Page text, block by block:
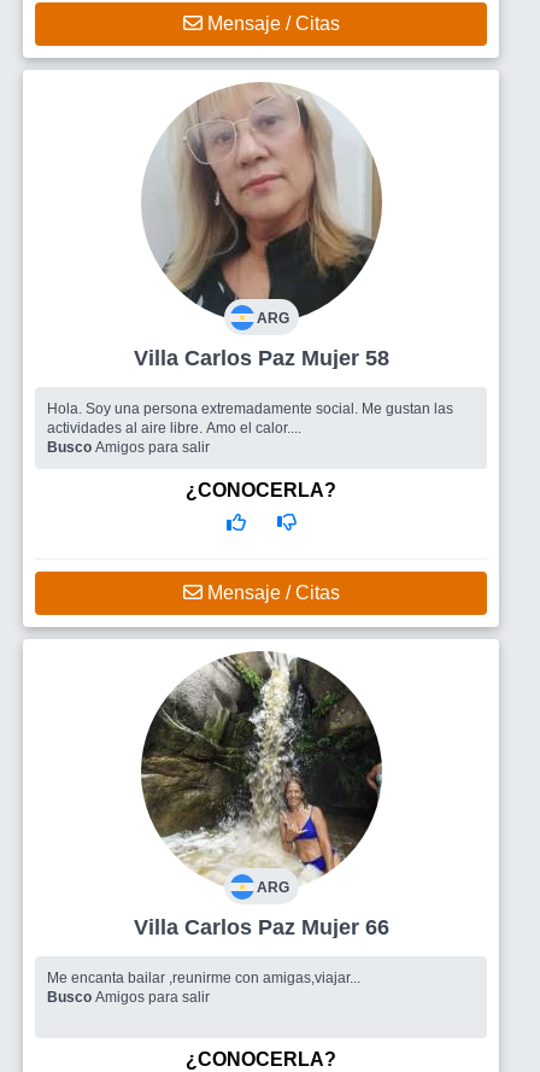
Mensaje / Citas
ARG
Villa Carlos Paz Mujer 58
Hola. Soy una persona extremadamente social. Me gustan las
actividades al aire libre. Amo el calor....
Busco Amigos para salir
¿CONOCERLA?
Mensaje / Citas
ARG
Villa Carlos Paz Mujer 66
Me encanta bailar ,reunirme con amigas,viajar...
Busco Amigos para salir
¿CONOCERLA?